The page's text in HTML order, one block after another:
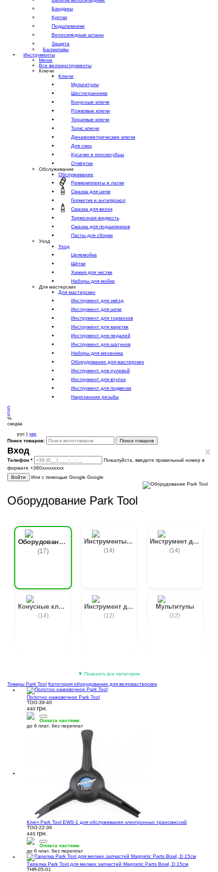
Банданы
Куртки
Подшлемники
Велосипедные штаны
Защита
Балаклавы
Инструменты
Меню
Все велоинструменты
Ключи
Ключи
Мультитулы
Шестигранники
Конусные ключи
Рожковые ключи
Торцевые ключи
Торкс ключи
Динамометрические ключи
Для спиц
Кусачки и плоскогубцы
Отвёртки
Обслуживание
Обслуживание
Ремкомплекты и латки
Смазка для цепи
Герметик и антипрокол
Смазка для вилок
Тормозная жидкость
Смазка для подшипников
Пасты для сборки
Уход
Уход
Цепемойка
Щётки
Химия для чистки
Наборы для мойки
Для мастерских
Для мастерских
Инструмент для звёзд
Инструмент для цепи
Инструмент для тормозов
Инструмент для каретки
Инструмент для педалей
Инструмент для шатунов
Наборы для механика
Оборудование для мастерских
Инструмент для рулевой
Инструмент для втулок
Инструмент для подвески
Нарезанние резьбы
0
0
%
скидка
рус | укр
Поиск товаров:
Поиск товаров
x
Вход
Телефон *
Пожалуйста, введите правильный номер в
формате +380ххххххххх
Войти
Или с помощью Google Google
Оборудование Park Tool
Оборудование для веломастерских
(17)
Инструменты для спиц
(14)
Инструмент для каретки
(14)
Конусные ключи
(14)
Инструмент для цепи
(12)
Мультитулы
(12)
(12)
Нарезка резьбы
Пасты для сборки
(4)
Ремонтные стойки
Инструмент для шатунов Мойки цепи
▼ Показать все категории
Товары Park Tool Категория оборудование для веломастерских
Полотно нажовочное Park Tool
TOO-39-40
440 грн.
Оплата частями
до 6 плат. без переплат
Ключ Park Tool EWS-1 для обслуживания электронных трансмиссий
TOO-22-36
440 грн.
Оплата частями
до 6 плат. без переплат
Тарелка Park Tool для мелких запчастей Magnetic Parts Bowl, D 15см
THR-05-01